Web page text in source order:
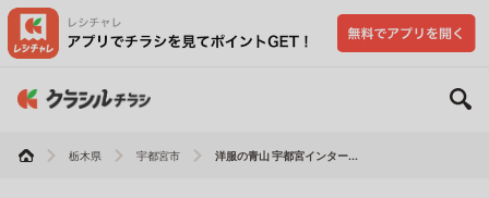
栃木県 宇都宮市 洋服の青山 宇都宮インター...